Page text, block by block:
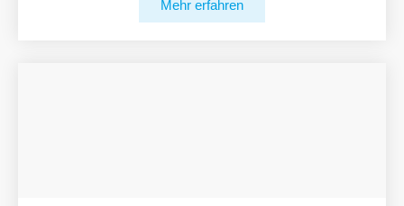
Mehr erfahren